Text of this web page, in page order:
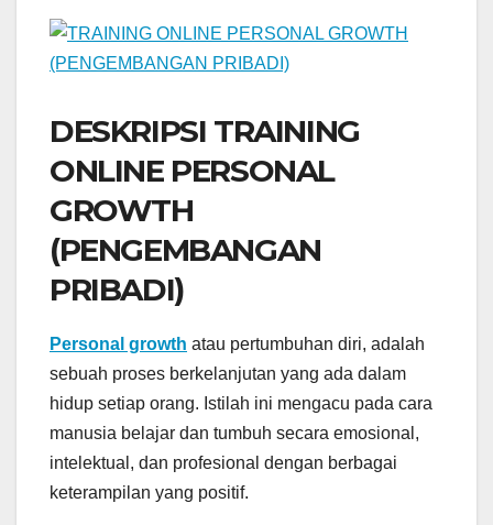
DESKRIPSI TRAINING
ONLINE PERSONAL
GROWTH
(PENGEMBANGAN
PRIBADI)
Personal growth atau pertumbuhan diri, adalah
sebuah proses berkelanjutan yang ada dalam
hidup setiap orang. Istilah ini mengacu pada cara
manusia belajar dan tumbuh secara emosional,
intelektual, dan profesional dengan berbagai
keterampilan yang positif.